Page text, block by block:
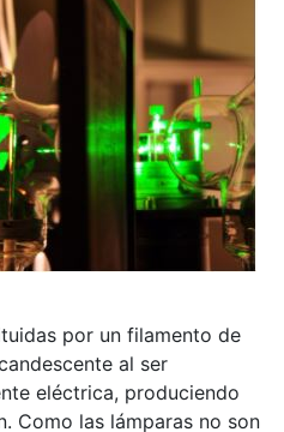
por un filamento de
al ser
eléctrica, produciendo
Como las lámparas no son